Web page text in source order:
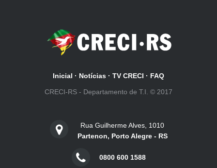
Inicial · Notícias · TV CRECI · FAQ
CRECI-RS - Departamento de T.I. © 2017
Rua Guilherme Alves, 1010
Partenon, Porto Alegre - RS
0800 600 1588